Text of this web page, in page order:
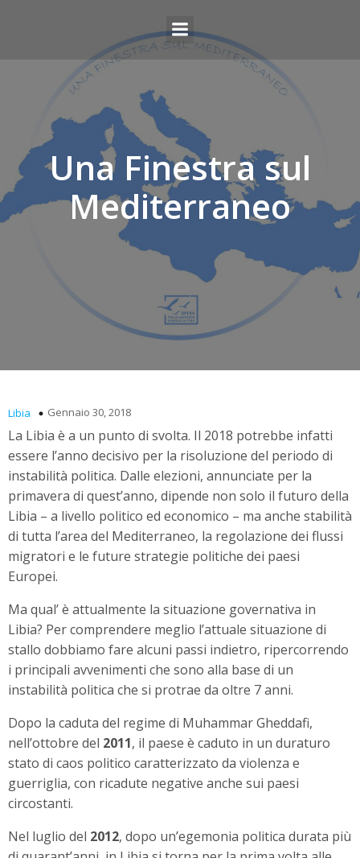
Una Finestra sul
Mediterraneo
Libia Gennaio 30, 2018
La Libia è a un punto di svolta. Il 2018 potrebbe infatti
essere l’anno decisivo per la risoluzione del periodo di
instabilità politica. Dalle elezioni, annunciate per la
primavera di quest’anno, dipende non solo il futuro della
Libia – a livello politico ed economico – ma anche stabilità
di tutta l’area del Mediterraneo, la regolazione dei flussi
migratori e le future strategie politiche dei paesi
Europei.
Ma qual’ è attualmente la situazione governativa in
Libia? Per comprendere meglio l’attuale situazione di
stallo dobbiamo fare alcuni passi indietro, ripercorrendo
i principali avvenimenti che sono alla base di un
instabilità politica che si protrae da oltre 7 anni.
Dopo la caduta del regime di Muhammar Gheddafi,
nell’ottobre del 2011, il paese è caduto in un duraturo
stato di caos politico caratterizzato da violenza e
guerriglia, con ricadute negative anche sui paesi
circostanti.
Nel luglio del 2012, dopo un’egemonia politica durata più